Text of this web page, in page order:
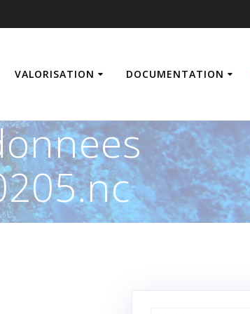
VALORISATION DOCUMENTATION